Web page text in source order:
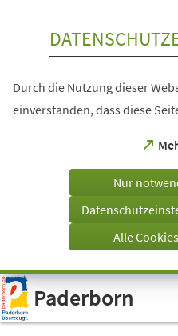
Visuelle
Assistenzsoftware
öffnen.
Durch die Nutzung dieser
einverstanden, dass diese
einem
Tab)
Nur
Alle
Paderborn